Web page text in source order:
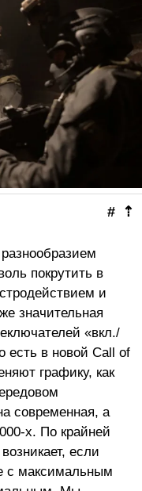
⇡
#
покрутить в
и
значительная
«вкл./
есть в новой Call of
графику, как
современная, а
х. По крайней
если
с максимальным